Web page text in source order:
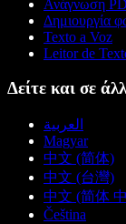
Ανάγνωση
Δημιουργία
Texto a Voz
Leitor de
Δείτε και σε
العربية
Magyar
中文 (简体)
中文 (台灣)
中文 (简体
Čeština